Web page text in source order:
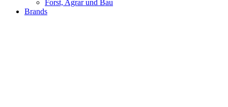
Forst, Agrar und Bau
Brands